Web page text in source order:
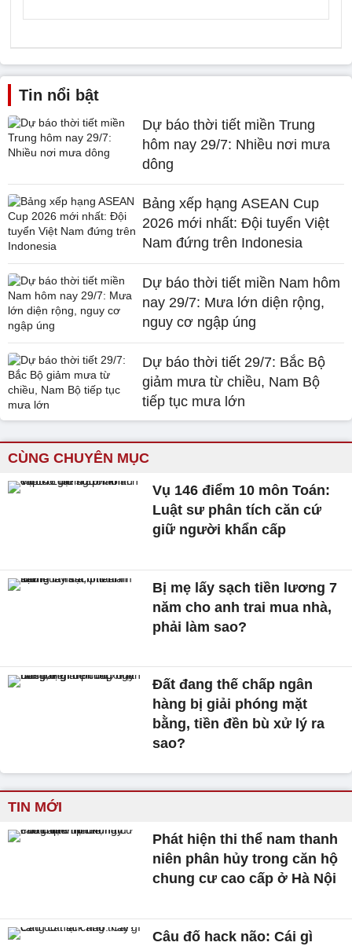
Tin nổi bật
Dự báo thời tiết miền Trung
hôm nay 29/7: Nhiều nơi mưa
dông
Bảng xếp hạng ASEAN Cup
2026 mới nhất: Đội tuyển Việt
Nam đứng trên Indonesia
Dự báo thời tiết miền Nam hôm
nay 29/7: Mưa lớn diện rộng,
nguy cơ ngập úng
Dự báo thời tiết 29/7: Bắc Bộ
giảm mưa từ chiều, Nam Bộ
tiếp tục mưa lớn
CÙNG CHUYÊN MỤC
Vụ 146 điểm 10 môn Toán:
Luật sư phân tích căn cứ
giữ người khẩn cấp
Bị mẹ lấy sạch tiền lương 7
năm cho anh trai mua nhà,
phải làm sao?
Đất đang thế chấp ngân
hàng bị giải phóng mặt
bằng, tiền đền bù xử lý ra
sao?
TIN MỚI
Phát hiện thi thể nam thanh
niên phân hủy trong căn hộ
chung cư cao cấp ở Hà Nội
Câu đố hack não: Cái gì